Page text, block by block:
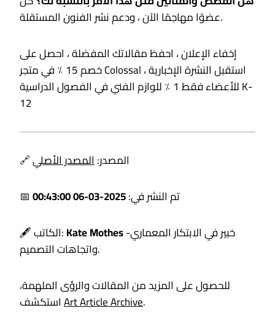
عضوًا مهاجمًا الآن ، ودعم نشر الفنون المستقلة.
إخفاء الإعلان ، احفظ مقالاتك المفضلة ، احصل على
خصم 15 ٪ في متجر Colossal ، استقبل النشرة الإخبارية
للأعضاء فقط 1 ٪ للوازم الفني في الفصول الدراسية K-
12
🔗 المصدر:المصدر الأصلي
📅 تم النشر في:2025-03-06 00:43:00
🖋️ الكاتب:Kate Mothes-خبير في الابتكار المعماري
واتجاهات التصميم.
للحصول على المزيد من المقالات والرؤى الملهمة،
Art Article Archive.